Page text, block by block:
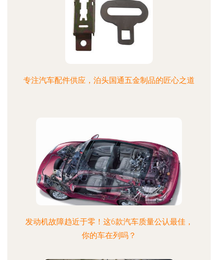
专注汽车配件供应，泊头国通五金制品的匠心之道
发动机故障趋近于零！这6款汽车质量公认最佳，
你的车在列吗？